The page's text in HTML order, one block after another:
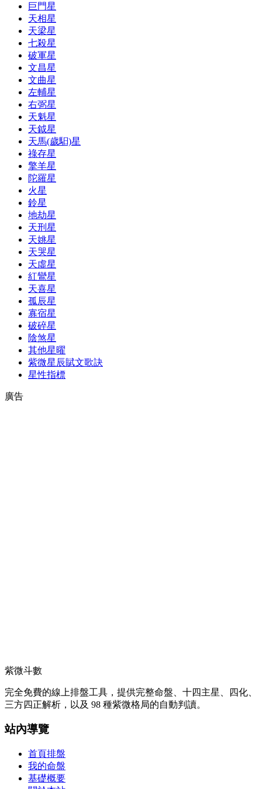
巨門星
天相星
天梁星
七殺星
破軍星
文昌星
文曲星
左輔星
右弼星
天魁星
天鉞星
天馬(歲馹)星
祿存星
擎羊星
陀羅星
火星
鈴星
地劫星
天刑星
天姚星
天哭星
天虛星
紅鸞星
天喜星
孤辰星
寡宿星
破碎星
陰煞星
其他星曜
紫微星辰賦文歌訣
星性指標
廣告
紫微斗數
完全免費的線上排盤工具，提供完整命盤、十四主星、四化、
三方四正解析，以及 98 種紫微格局的自動判讀。
站內導覽
首頁排盤
我的命盤
基礎概要